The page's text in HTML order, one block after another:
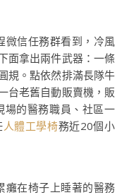
信任務群看到，冷風
面拿出兩件武器：一條
規。點依然排滿長隊牛
台老舊自動販賣機，販
場的醫務職員、社區一
人體工學椅務近20個小
在椅子上睡著的醫務